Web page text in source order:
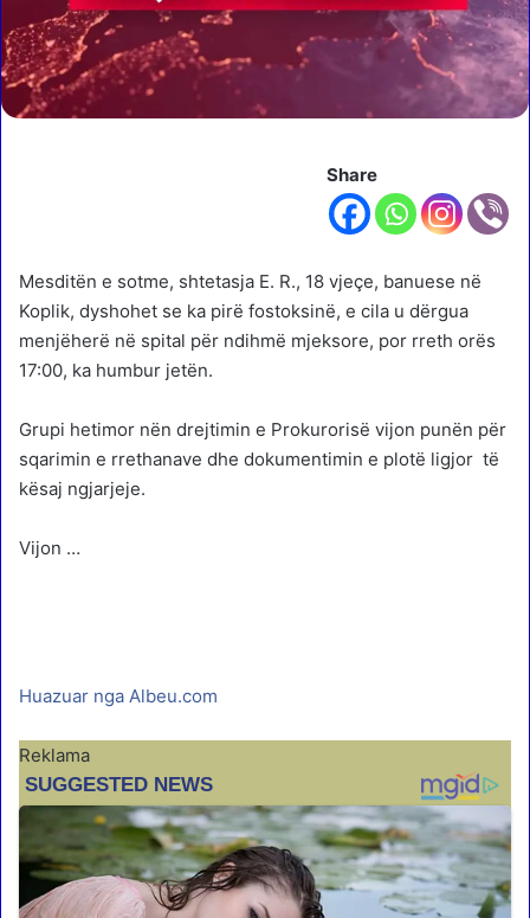
Share
Mesditën e sotme, shtetasja E. R., 18 vjeçe, banuese në
Koplik, dyshohet se ka pirë fostoksinë, e cila u dërgua
menjëherë në spital për ndihmë mjeksore, por rreth orës
17:00, ka humbur jetën.
Grupi hetimor nën drejtimin e Prokurorisë vijon punën për
sqarimin e rrethanave dhe dokumentimin e plotë ligjor të
kësaj ngjarjeje.
Vijon …
Huazuar nga Albeu.com
Reklama